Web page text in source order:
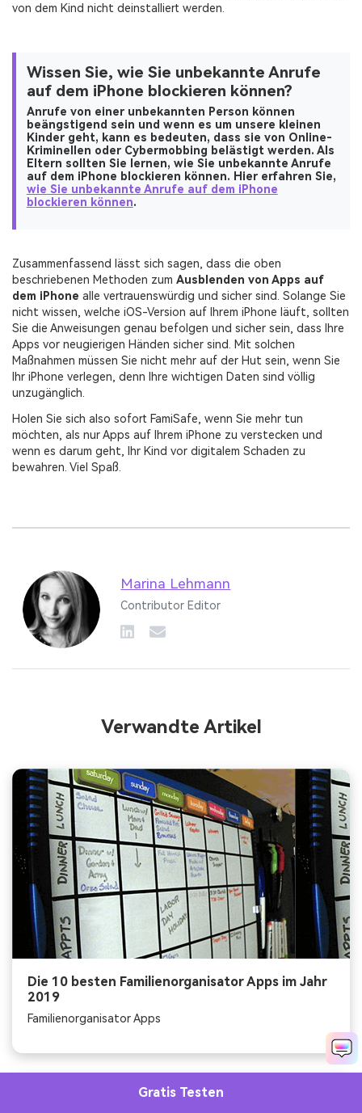
Gratis Testen
von dem Kind nicht deinstalliert werden.
Wissen Sie, wie Sie unbekannte Anrufe
auf dem iPhone blockieren können?
Anrufe von einer unbekannten Person können
beängstigend sein und wenn es um unsere kleinen
Kinder geht, kann es bedeuten, dass sie von Online-
Kriminellen oder Cybermobbing belästigt werden. Als
Eltern sollten Sie lernen, wie Sie unbekannte Anrufe
auf dem iPhone blockieren können. Hier erfahren Sie,
wie Sie unbekannte Anrufe auf dem iPhone
blockieren können.
Zusammenfassend lässt sich sagen, dass die oben
beschriebenen Methoden zum Ausblenden von Apps auf
dem iPhone alle vertrauenswürdig und sicher sind. Solange Sie
nicht wissen, welche iOS-Version auf Ihrem iPhone läuft, sollten
Sie die Anweisungen genau befolgen und sicher sein, dass Ihre
Apps vor neugierigen Händen sicher sind. Mit solchen
Maßnahmen müssen Sie nicht mehr auf der Hut sein, wenn Sie
Ihr iPhone verlegen, denn Ihre wichtigen Daten sind völlig
unzugänglich.
Holen Sie sich also sofort FamiSafe, wenn Sie mehr tun
möchten, als nur Apps auf Ihrem iPhone zu verstecken und
wenn es darum geht, Ihr Kind vor digitalem Schaden zu
bewahren. Viel Spaß.
Marina Lehmann
Contributor Editor
Verwandte Artikel
Die 10 besten Familienorganisator Apps im Jahr
2019
Familienorganisator Apps